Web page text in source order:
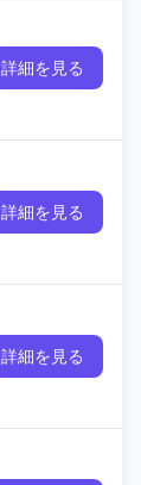
詳細を見る
詳細を見る
詳細を見る